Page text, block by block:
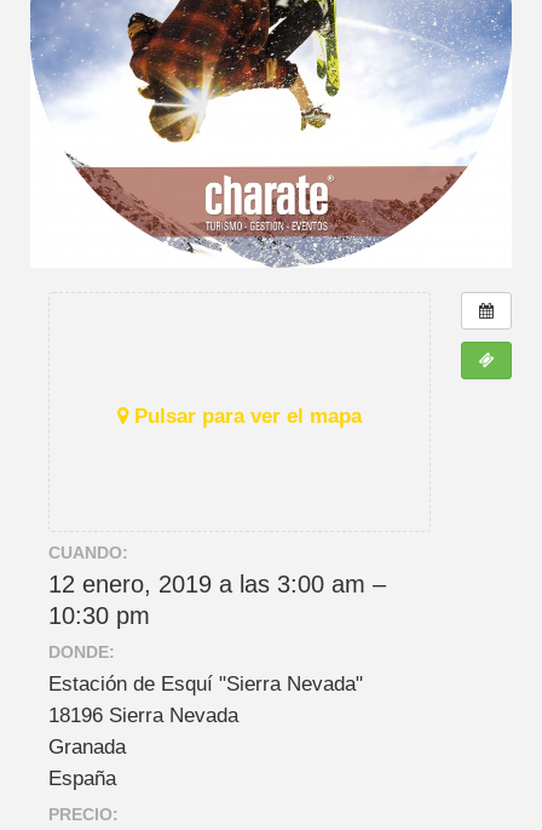
Pulsar para ver el mapa
CUANDO:
12 enero, 2019 a las 3:00 am –
10:30 pm
DONDE:
Estación de Esquí "Sierra Nevada"
18196 Sierra Nevada
Granada
España
PRECIO: